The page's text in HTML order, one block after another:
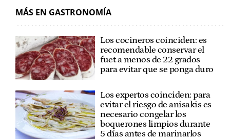
MÁS EN GASTRONOMÍA
Los cocineros coinciden: es
recomendable conservar el
fuet a menos de 22 grados
para evitar que se ponga duro
Los expertos coinciden: para
evitar el riesgo de anisakis es
necesario congelar los
boquerones limpios durante
5 días antes de marinarlos